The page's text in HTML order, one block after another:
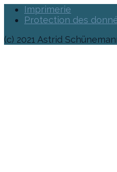
Imprimerie
Protection des
(c) 2021 Astrid